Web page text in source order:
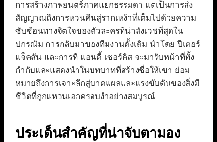
การสร้างภาพยนตร์ภาคแยกธรรมดา แต่เป็นการส่ง
สัญญาณถึงการหวนคืนสู่รากเหง้าที่เต็มไปด้วยความ
ซับซ้อนทางจิตใจของตัวละครที่น่าสังเวชที่สุดใน
ปกรณัม การกลับมาของทีมงานดั้งเดิม นำโดย ปีเตอร์
แจ็คสัน และการที่ แอนดี้ เซอร์คิส จะมารับหน้าที่ทั้ง
กำกับและแสดงนำในบทบาทที่สร้างชื่อให้เขา ย่อม
หมายถึงการเจาะลึกสู่บาดแผลและแรงขับดันของสิ่งมี
ชีวิตที่ถูกแหวนเอกครอบงำอย่างสมบูรณ์
ประเด็นสำคัญที่น่าจับตามอง